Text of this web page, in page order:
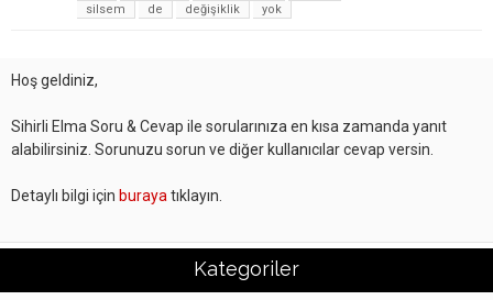
silsem
de değişiklik yok
Hoş geldiniz,
Sihirli Elma Soru & Cevap ile sorularınıza en kısa zamanda yanıt
alabilirsiniz. Sorunuzu sorun ve diğer kullanıcılar cevap versin.
Detaylı bilgi için buraya tıklayın.
Kategoriler